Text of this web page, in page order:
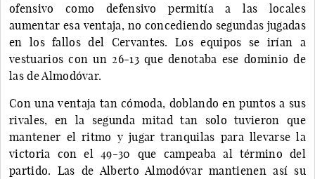
ofensivo como defensivo permitía a las locales
aumentar esa ventaja, no concediendo segundas jugadas
en los fallos del Cervantes. Los equipos se irían a
vestuarios con un 26-13 que denotaba ese dominio de
las de Almodóvar.
Con una ventaja tan cómoda, doblando en puntos a sus
rivales, en la segunda mitad tan solo tuvieron que
mantener el ritmo y jugar tranquilas para llevarse la
victoria con el 49-30 que campeaba al término del
partido. Las de Alberto Almodóvar mantienen así su